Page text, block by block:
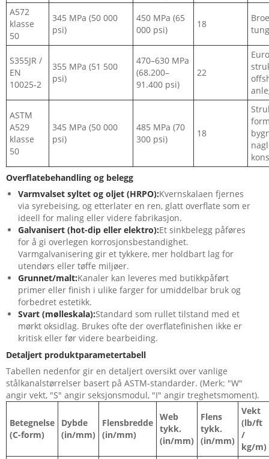
A572
klasse
50
345 MPa (50 000
psi)
450 MPa (65
000 psi)
18
S355JR /
EN
10025-2
355 MPa (51 500
psi)
470–630 MPa
(68.200–
91.400 psi)
22
ASTM
A529
klasse
50
345 MPa (50 000
psi)
485 MPa (70
300 psi)
18
Overflatebehandling og belegg
Varmvalset syltet og oljet (HRPO):Kvernskalaen fjernes
via syrebeising, og etterlater en ren, glatt overflate som er
ideell for maling eller videre fabrikasjon.
Galvanisert (hot-dip eller elektro):Et sinkbelegg påføres
for å gi overlegen korrosjonsbestandighet.
Varmgalvanisering gir et tykkere, mer holdbart lag for
utendørs eller tøffe miljøer.
Grunnet/malt:Kanaler kan leveres med butikkpåført
primer eller finish i ulike farger for umiddelbar bruk og
forbedret estetikk.
Svart (mølleskala):Standard som rullet tilstand med et
mørkt oksidlag. Brukes ofte der overflatefinishen ikke er
kritisk eller før videre bearbeiding.
Detaljert produktparametertabell
Tabellen nedenfor gir en detaljert oversikt over vanlige
stålkanalstørrelser basert på ASTM-standarder. (Merk: "W"
angir vekt, "S" angir seksjonsmodul, "I" angir treghetsmoment).
Betegnelse
(C-form)
Dybde
(in/mm)
Flensbredde
(in/mm)
Web
tykk.
(in/mm)
Flens
tykk.
(in/mm)
Vekt
(lb/ft
/
kg/m)